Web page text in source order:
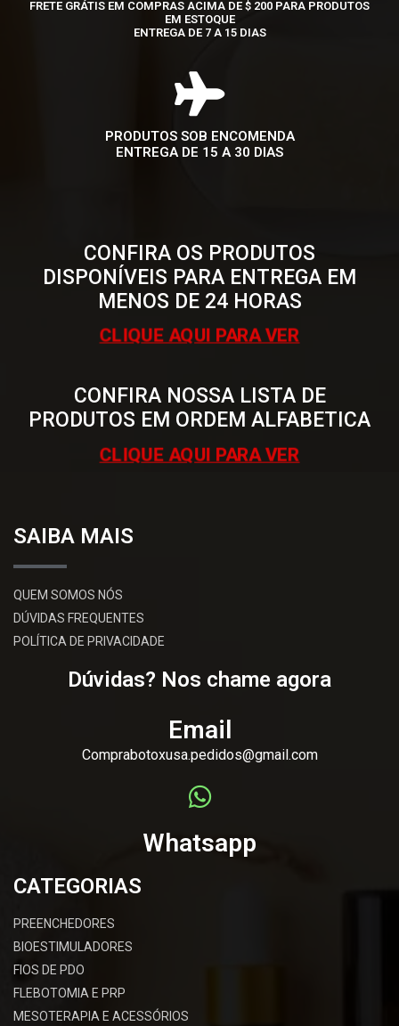
FRETE GRÁTIS EM COMPRAS ACIMA DE $ 200 PARA PRODUTOS
EM ESTOQUE
ENTREGA DE 7 A 15 DIAS
PRODUTOS SOB ENCOMENDA
ENTREGA DE 15 A 30 DIAS
CONFIRA OS PRODUTOS
DISPONÍVEIS PARA ENTREGA EM
MENOS DE 24 HORAS
CLIQUE AQUI PARA VER
CONFIRA NOSSA LISTA DE
PRODUTOS EM ORDEM ALFABETICA
CLIQUE AQUI PARA VER
SAIBA MAIS
QUEM SOMOS NÓS
DÚVIDAS FREQUENTES
POLÍTICA DE PRIVACIDADE
Dúvidas? Nos chame agora
Email
Comprabotoxusa.pedidos@gmail.com
Whatsapp
CATEGORIAS
PREENCHEDORES
BIOESTIMULADORES
FIOS DE PDO
FLEBOTOMIA E PRP
MESOTERAPIA E ACESSÓRIOS